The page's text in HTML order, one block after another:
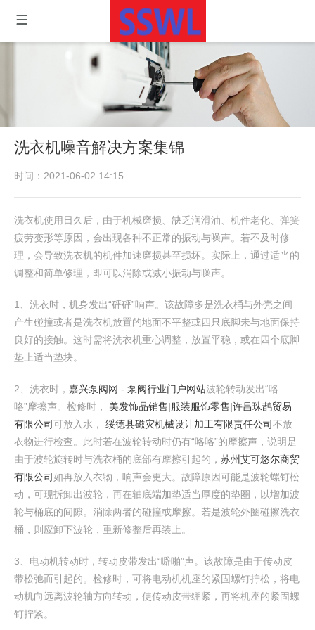
洗衣机噪音解决方案集锦
时间：2021-06-02 14:15
洗衣机使用日久后，由于机械磨损、缺乏润滑油、机件老化、弹簧
疲劳变形等原因，会出现各种不正常的振动与噪声。若不及时修
理，会导致洗衣机的机件加速磨损甚至损坏。实际上，通过适当的
调整和简单修理，即可以消除或减小振动与噪声。
1、洗衣时，机身发出“砰砰”响声。该故障多是洗衣桶与外壳之间
产生碰撞或者是洗衣机放置的地面不平整或四只底脚未与地面保持
良好的接触。这时需将洗衣机重心调整，放置平稳，或在四个底脚
垫上适当垫块。
2、洗衣时， 嘉兴泵阀网 - 泵阀行业门户网站波轮转动发出“咯
咯”摩擦声。检修时， 美发饰品销售|服装服饰零售|许昌珠鹊贸易
有限公司可放入水， 绥德县磁灾机械设计加工有限责任公司不放
衣物进行检查。此时若在波轮转动时仍有“咯咯”的摩擦声，说明是
由于波轮旋转时与洗衣桶的底部有摩擦引起的， 苏州艾可悠尔商贸
有限公司如再放入衣物，响声会更大。故障原因可能是波轮螺钉松
动，可现拆卸出波轮，再在轴底端加垫适当厚度的垫圈，以增加波
轮与桶底的间隙。消除两者的碰撞或摩擦。若是波轮外圈碰擦洗衣
桶，则应卸下波轮，重新修整后再装上。
3、电动机转动时，转动皮带发出“噼啪”声。该故障是由于传动皮
带松弛而引起的。检修时，可将电动机机座的紧固螺钉拧松，将电
动机向远离波轮轴方向转动，使传动皮带绷紧，再将机座的紧固螺
钉拧紧。